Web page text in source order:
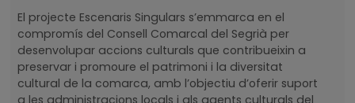
El projecte Escenaris Singulars s’emmarca en el
compromís del Consell Comarcal del Segrià per
desenvolupar accions culturals que contribueixin a
preservar i promoure el patrimoni i la diversitat
cultural de la comarca, amb l’objectiu d’oferir suport
a les administracions locals i als agents culturals del